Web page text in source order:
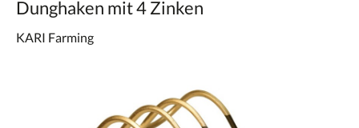
Dunghaken mit 4 Zinken
KARI Farming